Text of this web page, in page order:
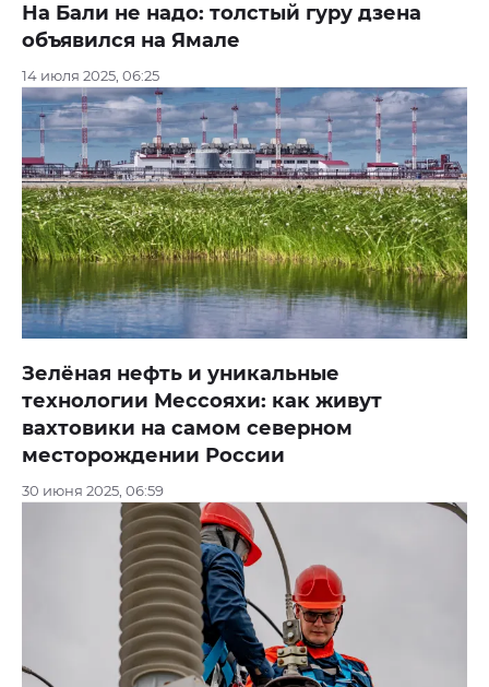
На Бали не надо: толстый гуру дзена
объявился на Ямале
14 июля 2025, 06:25
Зелёная нефть и уникальные
технологии Мессояхи: как живут
вахтовики на самом северном
месторождении России
30 июня 2025, 06:59